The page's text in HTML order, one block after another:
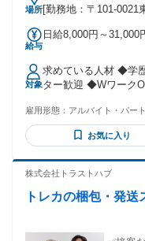
場所郊★直行直帰OK★
[勤務地：〒101-0021
給与
日給8,000円～
れる通勤・皆勤・家
るその他手当金額：なし ＜日勤の場合＞ 半日勤務（4
／日給8000円（7時
現場勤務／日給1万
務／日給1万5000円〜1万8000円 <ガッツ
中2現場 ￥8000×2 +夜間
週払いOK
対象
求めている人材 ◆学
ター歓迎 ◆Wワーク
雇用形態： アルバイト・パート
お気に入り
株式会社トラストハブ
トレカの梱包・発送